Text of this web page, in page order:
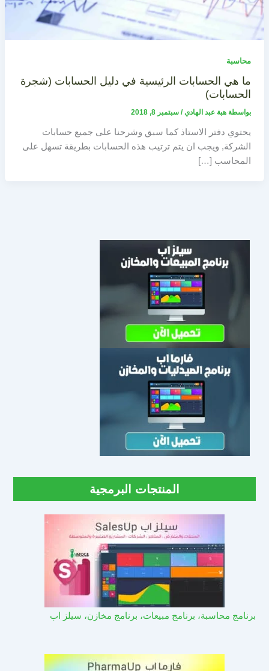
محاسبة
ما هي الحسابات الرئيسية في دليل الحسابات (شجرة
الحسابات)
بواسطة هبة عبد الهادي/ سبتمبر 8, 2018
يحتوي دفتر الاستاذ كما سبق وشرحنا على جميع حسابات
الشركة, ويجب ان يتم ترتيب هذه الحسابات بطريقة تسهل على
المحاسب […]
المنتجات البرمجية
برنامج محاسبة، برنامج مبيعات، برنامج مخازن، سيلز اب